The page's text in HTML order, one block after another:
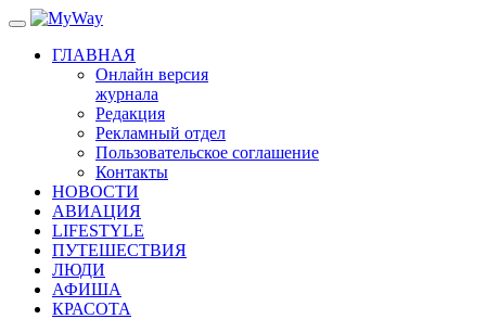
ГЛАВНАЯ
Онлайн версия
журнала
Редакция
Рекламный отдел
Пользовательское соглашение
Контакты
НОВОСТИ
АВИАЦИЯ
LIFESTYLE
ПУТЕШЕСТВИЯ
ЛЮДИ
АФИША
КРАСОТА